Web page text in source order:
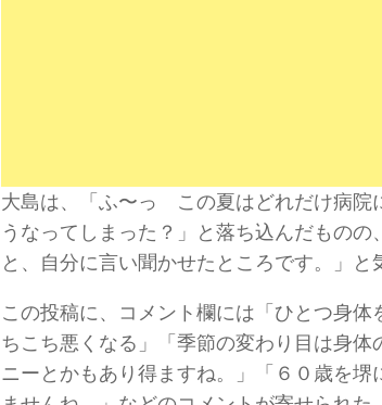
大島は、「ふ〜っ この夏はどれだけ病
うなってしまった？」と落ち込んだものの
と、自分に言い聞かせたところです。」と
この投稿に、コメント欄には「ひとつ身
ちこち悪くなる」「季節の変わり目は身
ニーとかもあり得ますね。」「６０歳を